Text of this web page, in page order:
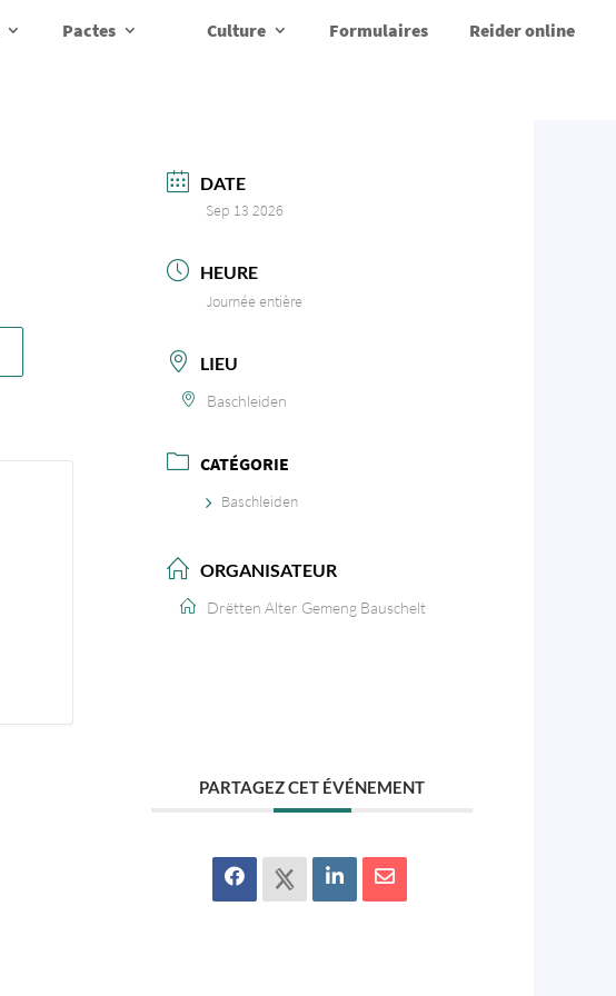
Pactes Culture Formulaires Reider online
DATE
Sep 13 2026
HEURE
Journée entière
LIEU
Baschleiden
CATÉGORIE
Baschleiden
ORGANISATEUR
Drëtten Alter Gemeng Bauschelt
PARTAGEZ CET ÉVÉNEMENT